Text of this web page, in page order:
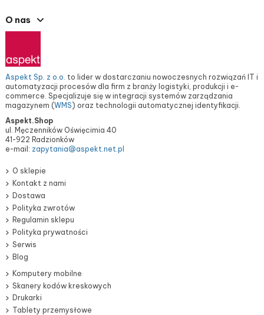
O nas
Aspekt Sp. z o.o. to lider w dostarczaniu nowoczesnych rozwiązań IT i
automatyzacji procesów dla firm z branży logistyki, produkcji i e-
commerce. Specjalizuje się w integracji systemów zarządzania
magazynem (WMS) oraz technologii automatycznej identyfikacji.
Aspekt.Shop
ul. Męczenników Oświęcimia 40
41-922 Radzionków
e-mail: zapytania@aspekt.net.pl
O sklepie
Kontakt z nami
Dostawa
Polityka zwrotów
Regulamin sklepu
Polityka prywatności
Serwis
Blog
Komputery mobilne
Skanery kodów kreskowych
Drukarki
Tablety przemysłowe